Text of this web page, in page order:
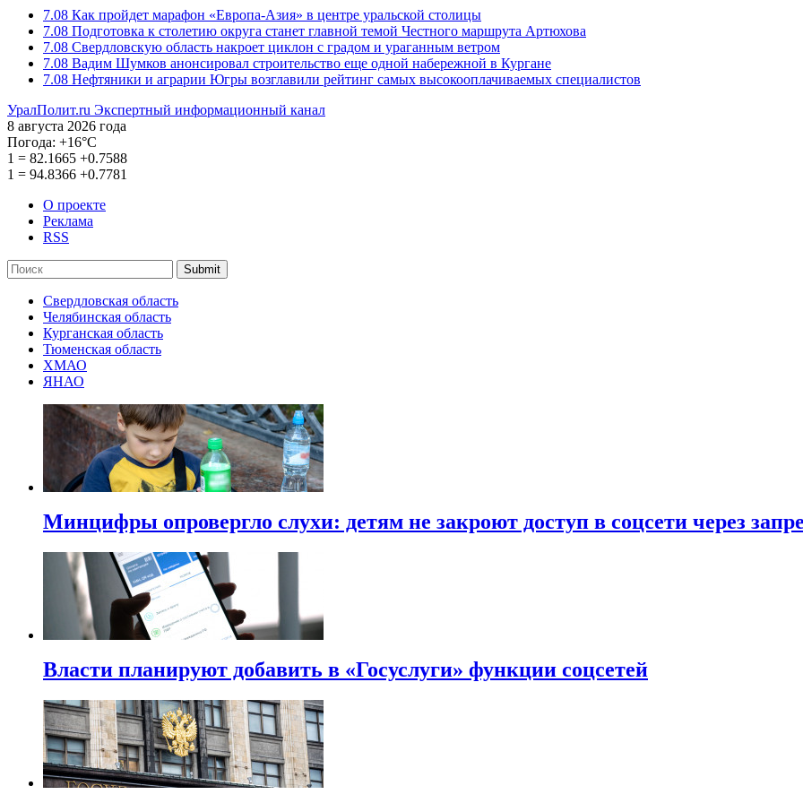
7.08 Как пройдет марафон «Европа-Азия» в центре уральской столицы
7.08 Подготовка к столетию округа станет главной темой Честного маршрута Артюхова
7.08 Свердловскую область накроет циклон с градом и ураганным ветром
7.08 Вадим Шумков анонсировал строительство еще одной набережной в Кургане
7.08 Нефтяники и аграрии Югры возглавили рейтинг самых высокооплачиваемых специалистов
УралПолит.ru Экспертный информационный канал
8 августа 2026 года
Погода: +16°С
1 = 82.1665 +0.7588
1 = 94.8366 +0.7781
О проекте
Реклама
RSS
Submit
Свердловская область
Челябинская область
Курганская область
Тюменская область
ХМАО
ЯНАО
Минцифры опровергло слухи: детям не закроют доступ в соцсети через
Власти планируют добавить в «Госуслуги» функции соцсетей